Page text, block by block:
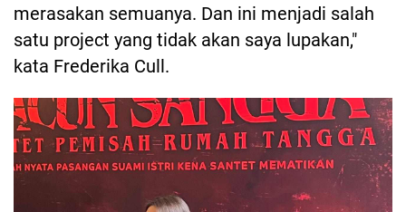
merasakan semuanya. Dan ini menjadi salah
satu project yang tidak akan saya lupakan,"
kata Frederika Cull.